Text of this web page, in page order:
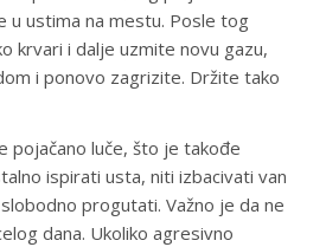
u ustima na mestu. Posle tog
krvari i dalje uzmite novu gazu,
i ponovo zagrizite. Držite tako
pojačano luče, što je takođe
ispirati usta, niti izbacivati van
progutati. Važno je da ne
dana. Ukoliko agresivno